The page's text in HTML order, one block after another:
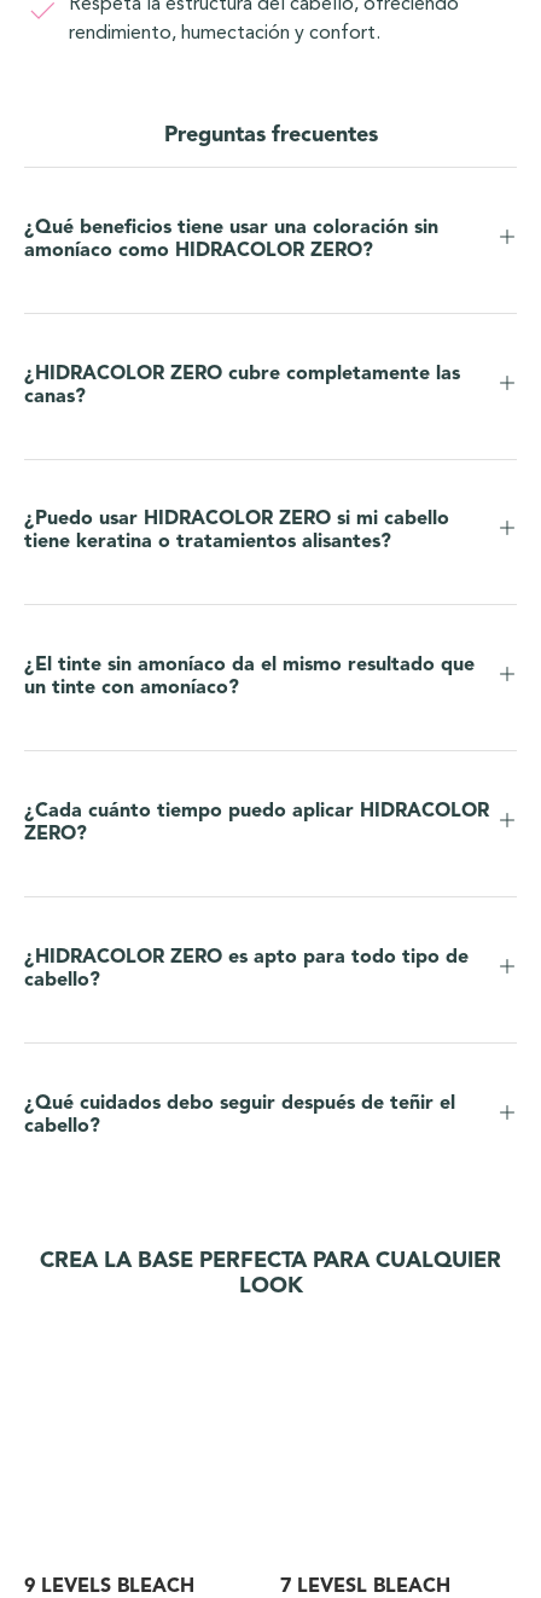
Respeta la estructura del cabello, ofreciendo
rendimiento, humectación y confort.
Preguntas frecuentes
¿Qué beneficios tiene usar una coloración sin
amoníaco como HIDRACOLOR ZERO?
¿HIDRACOLOR ZERO cubre completamente las
canas?
¿Puedo usar HIDRACOLOR ZERO si mi cabello
tiene keratina o tratamientos alisantes?
¿El tinte sin amoníaco da el mismo resultado que
un tinte con amoníaco?
¿Cada cuánto tiempo puedo aplicar HIDRACOLOR
ZERO?
¿HIDRACOLOR ZERO es apto para todo tipo de
cabello?
¿Qué cuidados debo seguir después de teñir el
cabello?
CREA LA BASE PERFECTA PARA CUALQUIER
LOOK
9 LEVELS BLEACH
7 LEVESL BLEACH